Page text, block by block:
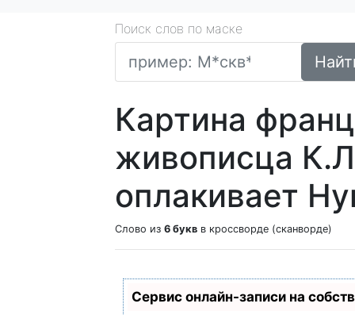
Поиск слов по маске
Картина
живописца
оплакивает
Слово из 6 букв в кроссворде (сканворде)
Сервис онлайн-записи на